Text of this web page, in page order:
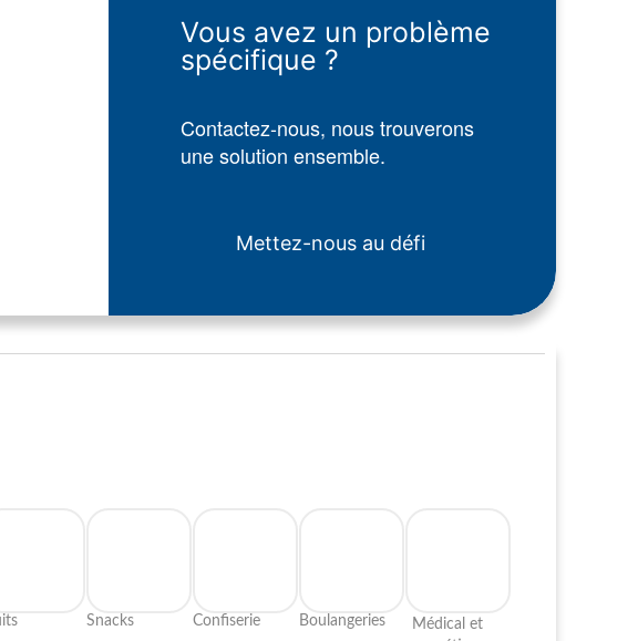
Vous avez un problème
spécifique ?
Contactez-nous, nous trouverons
une solution ensemble.
Mettez-nous au défi
Snacks Confiserie​ Boulangeries​
Médical et